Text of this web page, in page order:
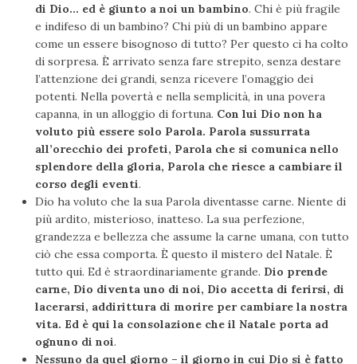
di Dio… ed è giunto a noi un bambino. Chi è più fragile
e indifeso di un bambino? Chi più di un bambino appare
come un essere bisognoso di tutto? Per questo ci ha colto
di sorpresa. È arrivato senza fare strepito, senza destare
l’attenzione dei grandi, senza ricevere l’omaggio dei
potenti. Nella povertà e nella semplicità, in una povera
capanna, in un alloggio di fortuna. Con lui Dio non ha
voluto più essere solo Parola. Parola sussurrata
all’orecchio dei profeti, Parola che si comunica nello
splendore della gloria, Parola che riesce a cambiare il
corso degli eventi.
Dio ha voluto che la sua Parola diventasse carne. Niente di
più ardito, misterioso, inatteso. La sua perfezione,
grandezza e bellezza che assume la carne umana, con tutto
ciò che essa comporta. È questo il mistero del Natale. È
tutto qui. Ed è straordinariamente grande. Dio prende
carne, Dio diventa uno di noi, Dio accetta di ferirsi, di
lacerarsi, addirittura di morire per cambiare la nostra
vita. Ed è qui la consolazione che il Natale porta ad
ognuno di noi.
Nessuno da quel giorno – il giorno in cui Dio si è fatto